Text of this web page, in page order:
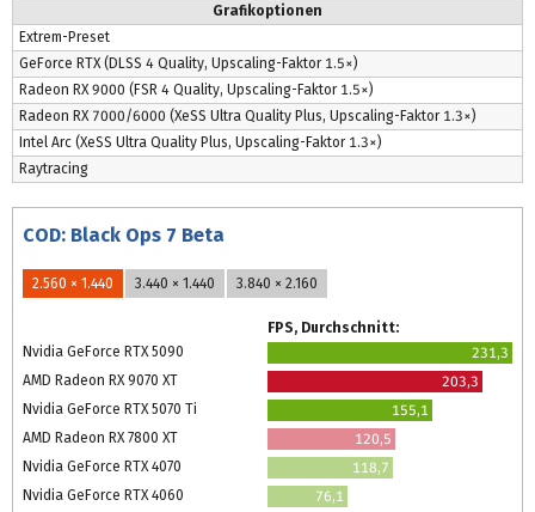
Grafikoptionen
Extrem-Preset
GeForce RTX (DLSS 4 Quality, Upscaling-Faktor 1.5×)
Radeon RX 9000 (FSR 4 Quality, Upscaling-Faktor 1.5×)
Radeon RX 7000/6000 (XeSS Ultra Quality Plus, Upscaling-Faktor 1.3×)
Intel Arc (XeSS Ultra Quality Plus, Upscaling-Faktor 1.3×)
Raytracing
COD: Black Ops 7 Beta
2.560 × 1.440 3.440 × 1.440 3.840 × 2.160
FPS, Durchschnitt:
Nvidia GeForce RTX 5090
231,3
AMD Radeon RX 9070 XT
203,3
Nvidia GeForce RTX 5070 Ti
155,1
AMD Radeon RX 7800 XT
120,5
Nvidia GeForce RTX 4070
118,7
Nvidia GeForce RTX 4060
76,1